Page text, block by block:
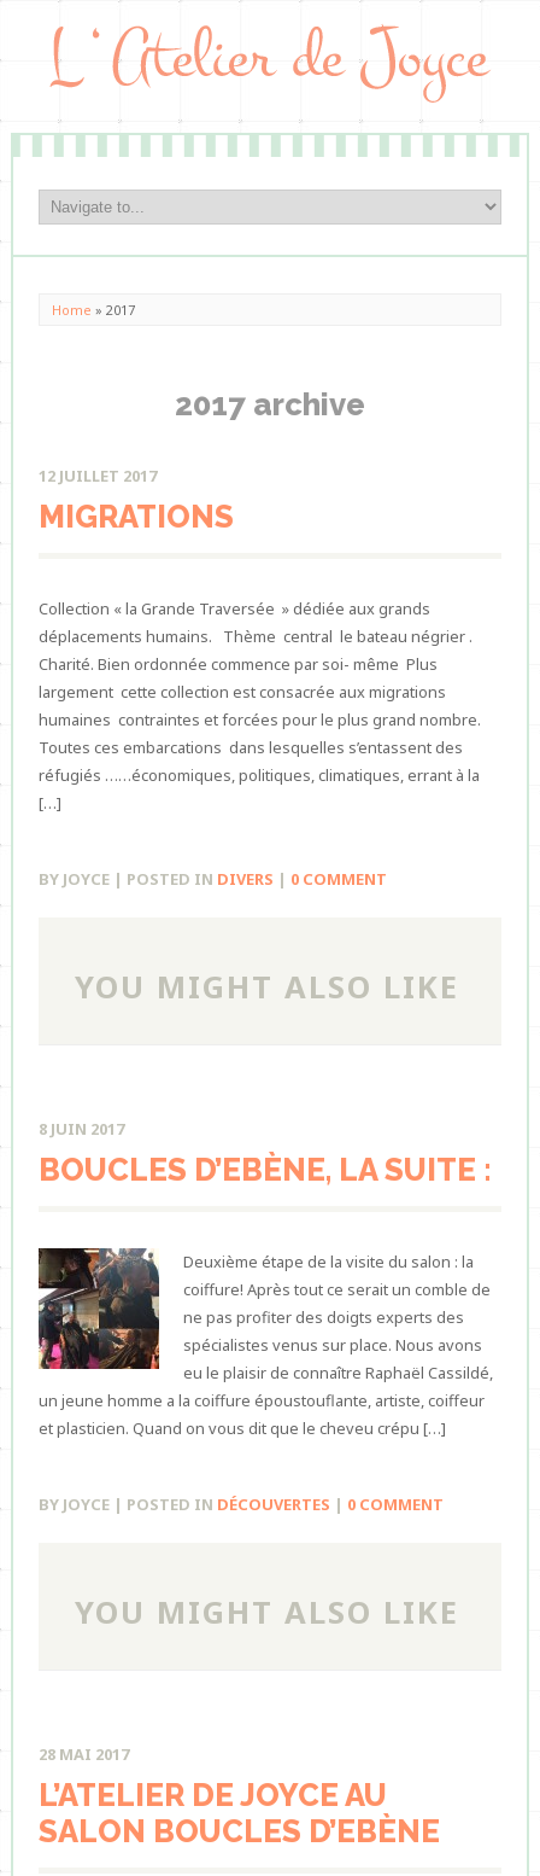
Home »2017
2017 archive
12 JUILLET 2017
MIGRATIONS
Collection « la Grande Traversée » dédiée aux grands
déplacements humains. Thème central le bateau négrier .
Charité. Bien ordonnée commence par soi- même Plus
largement cette collection est consacrée aux migrations
humaines contraintes et forcées pour le plus grand nombre.
Toutes ces embarcations dans lesquelles s’entassent des
réfugiés ……économiques, politiques, climatiques, errant à la
[…]
BY JOYCE | POSTED IN DIVERS | 0 COMMENT
YOU MIGHT ALSO LIKE
8 JUIN 2017
BOUCLES D’EBÈNE, LA SUITE :
Deuxième étape de la visite du salon : la
coiffure! Après tout ce serait un comble de
ne pas profiter des doigts experts des
spécialistes venus sur place. Nous avons
eu le plaisir de connaître Raphaël Cassildé,
un jeune homme a la coiffure époustouflante, artiste, coiffeur
et plasticien. Quand on vous dit que le cheveu crépu […]
BY JOYCE | POSTED IN DÉCOUVERTES | 0 COMMENT
YOU MIGHT ALSO LIKE
28 MAI 2017
L’ATELIER DE JOYCE AU
SALON BOUCLES D’EBÈNE